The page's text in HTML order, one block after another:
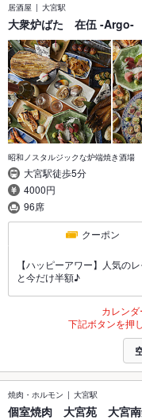
居酒屋 大宮駅
大衆炉ばた 在伍 -Argo-
昭和ノスタルジックな炉端焼き酒場
大宮駅徒歩5分
4000円
96席
クーポン
【ハッピーアワー】人気の
と今だけ半額♪
カレンダ
下記ボタンを押
焼肉・ホルモン 大宮駅
個室焼肉 大宮苑 大宮南